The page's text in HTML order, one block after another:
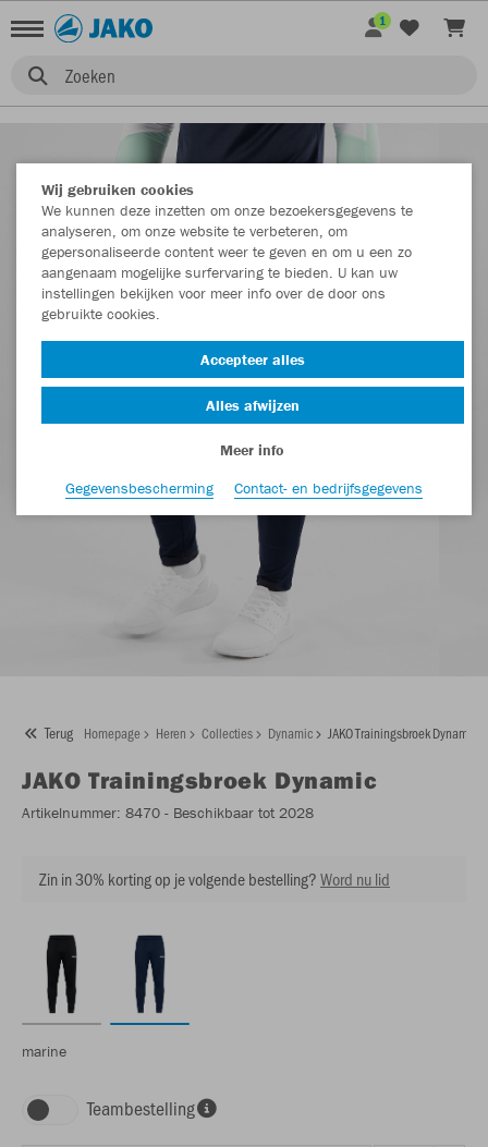
Zoeken
1
Terug Homepage Heren Collecties Dynamic JAKO Trainingsbroek Dynamic
JAKO Trainingsbroek Dynamic
Artikelnummer: 8470 - Beschikbaar tot 2028
Zin in 30% korting op je volgende bestelling?Word nu lid
marine
Teambestelling
Wij gebruiken cookies
We kunnen deze inzetten om onze bezoekersgegevens te
analyseren, om onze website te verbeteren, om
gepersonaliseerde content weer te geven en om u een zo
aangenaam mogelijke surfervaring te bieden. U kan uw
instellingen bekijken voor meer info over de door ons
gebruikte cookies.
Accepteer alles
Alles afwijzen
Meer info
Gegevensbescherming
Contact- en bedrijfsgegevens